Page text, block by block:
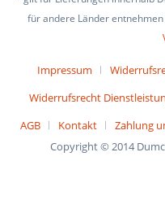
für andere Länder
Impressum
Widerrufsrecht
AGB
Kontakt Zahlung
Copyright © 2014